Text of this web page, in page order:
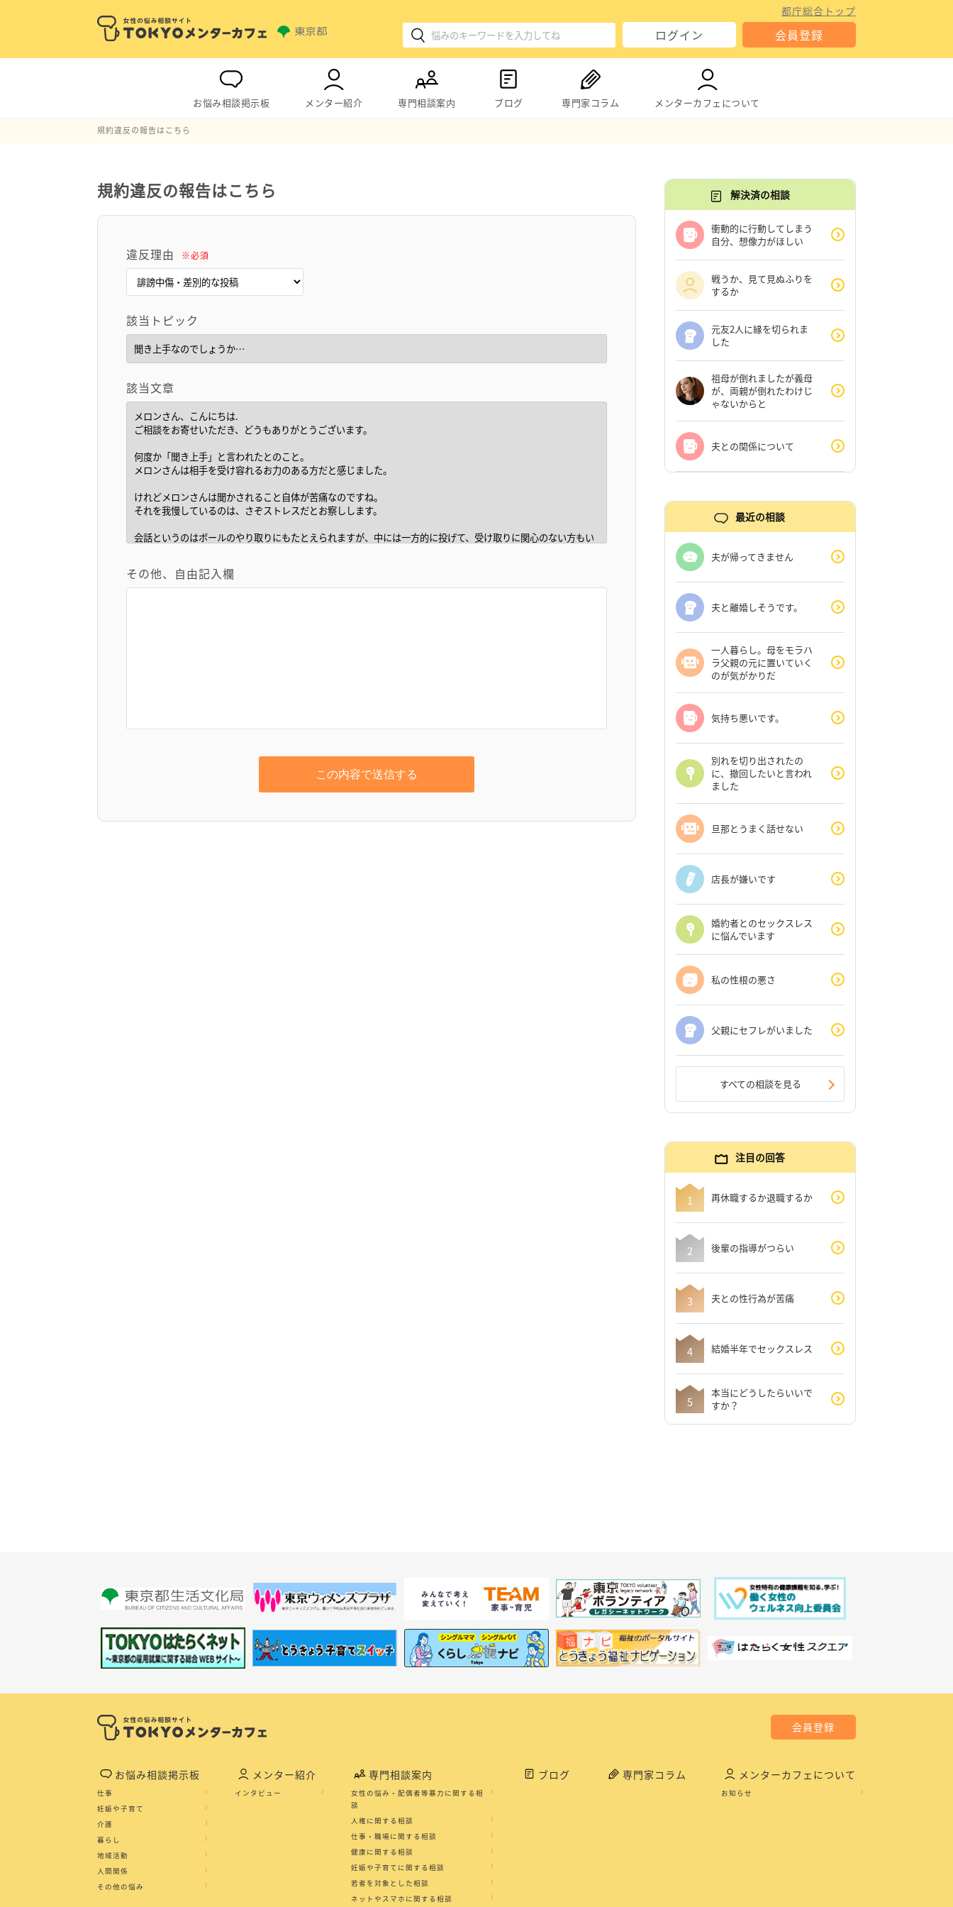
都庁総合トップ
ログイン 会員登録
お悩み相談掲示板 メンター紹介 専門相談案内 ブログ 専門家コラム メンターカフェについて
規約違反の報告はこちら
規約違反の報告はこちら
違反理由 ※必須
該当トピック
該当文章
その他、自由記入欄
この内容で送信する
解決済の相談
衝動的に行動してしまう
自分、想像力がほしい
戦うか、見て見ぬふりを
するか
元友2人に縁を切られま
した
祖母が倒れましたが義母
が、両親が倒れたわけじ
ゃないからと
夫との関係について
最近の相談
夫が帰ってきません
夫と離婚しそうです。
一人暮らし。母をモラハ
ラ父親の元に置いていく
のが気がかりだ
気持ち悪いです。
別れを切り出されたの
に、撤回したいと言われ
ました
旦那とうまく話せない
店長が嫌いです
婚約者とのセックスレス
に悩んでいます
私の性根の悪さ
父親にセフレがいました
すべての相談を見る
注目の回答
再休職するか退職するか
後輩の指導がつらい
夫との性行為が苦痛
結婚半年でセックスレス
本当にどうしたらいいで
すか？
会員登録
お悩み相談掲示板
仕事
妊娠や子育て
介護
暮らし
地域活動
人間関係
その他の悩み
メンター紹介
インタビュー
専門相談案内
女性の悩み・配偶者等暴力に関する相
談
人権に関する相談
仕事・職場に関する相談
健康に関する相談
妊娠や子育てに関する相談
若者を対象とした相談
ネットやスマホに関する相談
ブログ 専門家コラム メンターカフェについて
お知らせ